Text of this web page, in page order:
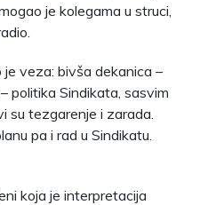
je kolegama u struci,
je veza: bivša dekanica –
politika Sindikata, sasvim
su tezgarenje i zarada.
pa i rad u Sindikatu.
koja je interpretacija